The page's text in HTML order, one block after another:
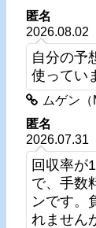
匿名
2026.08.02
自分の予
使ってい
ムゲン（
匿名
2026.07.31
回収率が
で、手数
ンです。
れません